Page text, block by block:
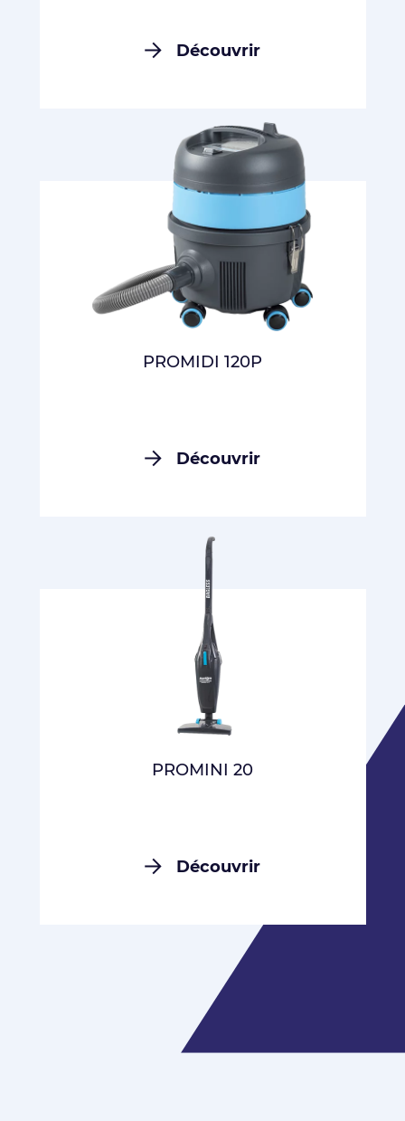
Découvrir
PROMIDI 120P
Découvrir
PROMINI 20
Découvrir